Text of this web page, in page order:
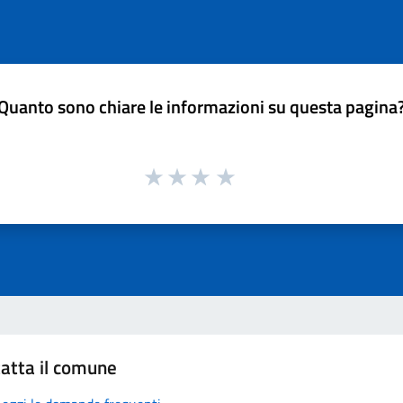
sono chiare le informazioni su questa
il comune